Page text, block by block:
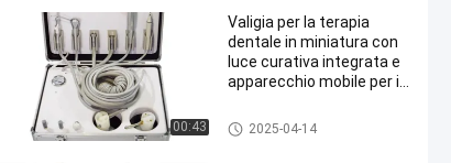
00:43
Valigia per la terapia
dentale in miniatura con
luce curativa integrata e
apparecchio mobile per il
Carrello dentale mobile
2025-04-14